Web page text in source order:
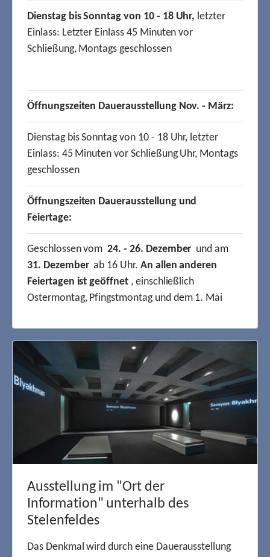
Ausstellung im "Ort der
Information" unterhalb des
Stelenfeldes
Das Denkmal wird durch eine Dauerausstellung
Dienstag bis Sonntag von 10 - 18 Uhr, letzter
Einlass: Letzter Einlass 45 Minuten vor
Schließung, Montags geschlossen
Öffnungszeiten Dauerausstellung Nov. - März:
Dienstag bis Sonntag von 10 - 18 Uhr, letzter
Einlass: 45 Minuten vor Schließung Uhr, Montags
geschlossen
Öffnungszeiten Dauerausstellung und
Feiertage:
Geschlossen vom24. - 26. Dezember und am
31. Dezemberab 16 Uhr. An allen anderen
Feiertagen ist geöffnet, einschließlich
Ostermontag, Pfingstmontag und dem 1. Mai